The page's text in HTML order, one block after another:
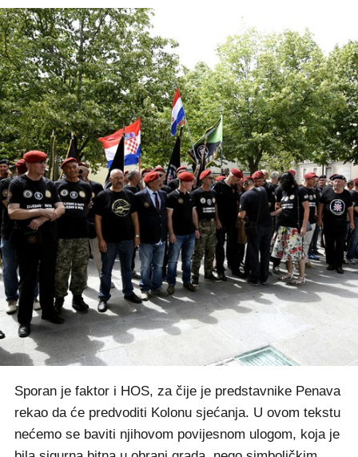
Sporan je faktor i HOS, za čije je predstavnike Penava
rekao da će predvoditi Kolonu sjećanja. U ovom tekstu
nećemo se baviti njihovom povijesnom ulogom, koja je